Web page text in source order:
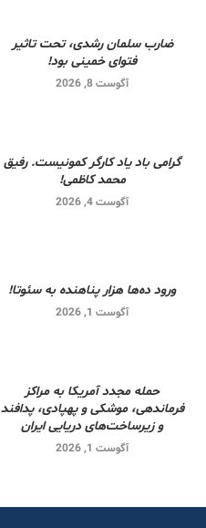
ضارب سلمان رشدی، تحت تاثیر
فتوای خمینی بود!
آگوست 8, 2026
گرامی باد یاد کارگر کمونیست. رفیق
محمد کاظمی!
آگوست 4, 2026
ورود ده‌ها هزار پناهنده به سئوتا!
آگوست 1, 2026
حمله مجدد آمریکا به مراکز
فرماندهی، موشکی و پهپادی، پدافند
و زیرساخت‌های دریایی ایران
آگوست 1, 2026